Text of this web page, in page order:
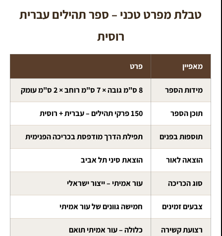
טבלת מפרט טכני – ספר תהילים עברית
רוסית
מאפיין פרט
מידות הספר 8 ס"מ גובה × 7 ס"מ רוחב × 2 ס"מ עומק
תוכן הספר 150 פרקי תהילים – עברית + רוסית
תוספות בפנים תפילת הדרך מודפסת בכריכה הפנימית
הוצאה לאור הוצאת סיני תל אביב
סוג הכריכה עור אמיתי – ייצור ישראלי
צבעים זמינים חמישה גוונים של עור אמיתי
רצועת קשירה כלולה – עור אמיתי תואם